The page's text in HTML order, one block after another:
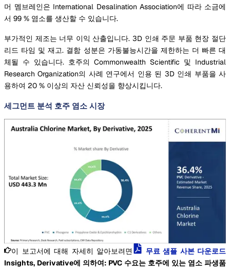
머 멤브레인은 International Desalination Association에 따라 소금에
서 99 % 염소를 생산할 수 있습니다.
부가적인 제조는 너무 이익 산출입니다. 3D 인쇄 주문 부품 현장 절단
리드 타임 및 재고. 결함 성분은 가동불능시간을 제한하는 더 빠른 대
체될 수 있습니다. 호주의 Commonwealth Scientific 및 Industrial
Research Organization의 사례 연구에서 인용 된 3D 인쇄 부품을 사
용하여 20 % 이상의 자산 신뢰성을 향상시킵니다.
세그먼트 분석 호주 염소 시장
이 보고서에 대해 자세히 알아보려면
무료 샘플 사본 다운로드
Insights, Derivative에 의하여: PVC 수요는 호주에 있는 염소 파생품